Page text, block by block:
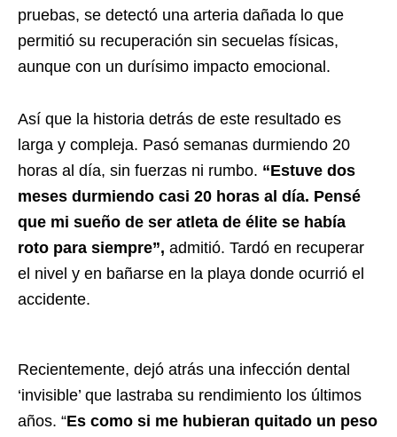
pruebas, se detectó una arteria dañada lo que
permitió su recuperación sin secuelas físicas,
aunque con un durísimo impacto emocional.
Así que la historia detrás de este resultado es
larga y compleja. Pasó semanas durmiendo 20
horas al día, sin fuerzas ni rumbo. “Estuve dos
meses durmiendo casi 20 horas al día. Pensé
que mi sueño de ser atleta de élite se había
roto para siempre”, admitió. Tardó en recuperar
el nivel y en bañarse en la playa donde ocurrió el
accidente.
Recientemente, dejó atrás una infección dental
‘invisible’ que lastraba su rendimiento los últimos
años. “Es como si me hubieran quitado un peso